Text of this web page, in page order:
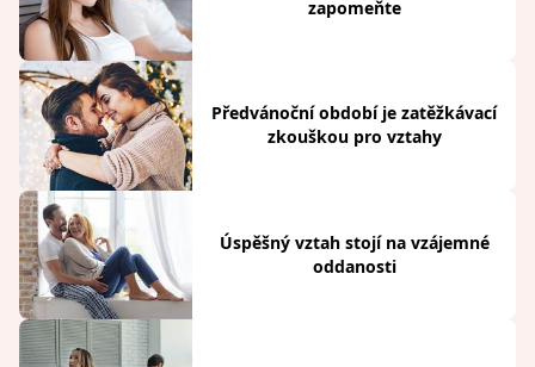
zapomeňte
Předvánoční období je zatěžkávací
zkouškou pro vztahy
Úspěšný vztah stojí na vzájemné
oddanosti